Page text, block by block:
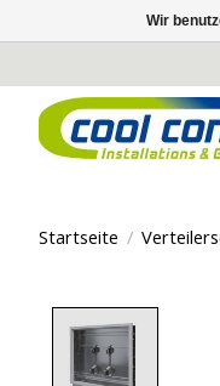
Startseite /
Wir